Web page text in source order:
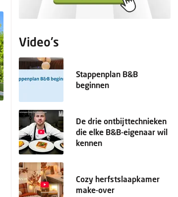
Video's
Stappenplan B&B
beginnen
De drie ontbijttechnieken
die elke B&B-eigenaar wil
kennen
Cozy herfstslaapkamer
make-over